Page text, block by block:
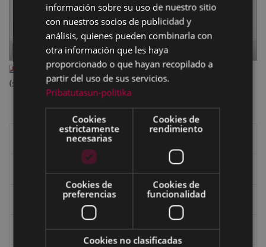
Page 1 of16
II_90_mar_320.pdf— PDF document, 12.21 MB
(12803561 bytes)
Libros de Eibar
Goi Argi
información sobre su uso de nuestro sitio
con nuestros socios de publicidad y
análisis, quienes pueden combinarla con
otra información que les haya
proporcionado o que hayan recopilado a
partir del uso de sus servicios.
Pribatutasun-politika
Cookies
estrictamente
necesarias
Cookies de
rendimiento
Cookies de
preferencias
Cookies de
funcionalidad
Cookies no clasificadas